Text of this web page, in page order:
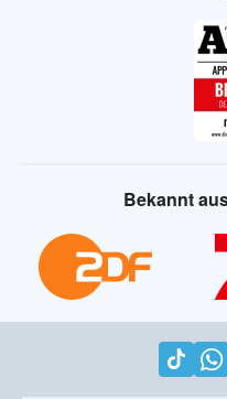
Bekannt